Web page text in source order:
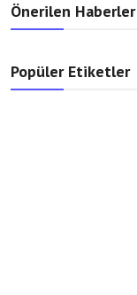
Önerilen Haberler
Popüler Etiketler